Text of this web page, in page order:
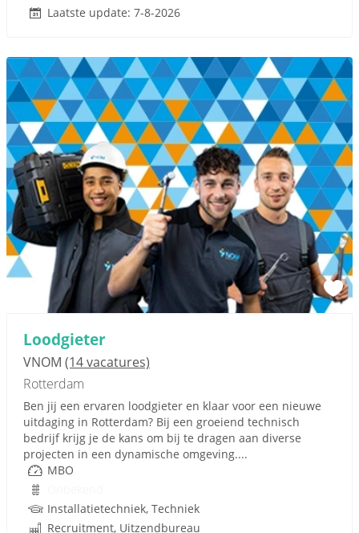
Laatste update: 7-8-2026
Loodgieter
VNOM (14 vacatures)
Rotterdam
Ben jij een ervaren loodgieter en klaar voor een nieuwe
uitdaging in Rotterdam? Bij een groeiend technisch
bedrijf krijg je de kans om bij te dragen aan diverse
projecten in een dynamische omgeving....
MBO
Installatietechniek, Techniek
Recruitment, Uitzendbureau